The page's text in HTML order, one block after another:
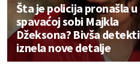
Šta je policija pronašla u
spavaćoj sobi Majkla
Džeksona? Bivša
iznela nove detalje